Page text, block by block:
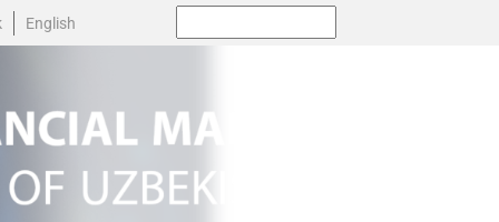
English